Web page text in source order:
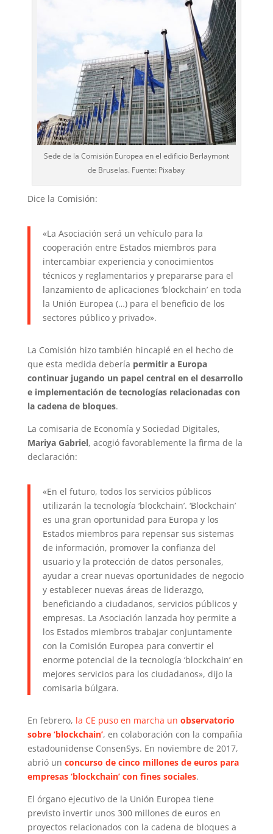
Sede de la Comisión Europea en el edificio Berlaymont
de Bruselas. Fuente: Pixabay
Dice la Comisión:
«La Asociación será un vehículo para la
cooperación entre Estados miembros para
intercambiar experiencia y conocimientos
técnicos y reglamentarios y prepararse para el
lanzamiento de aplicaciones ‘blockchain’ en toda
la Unión Europea (…) para el beneficio de los
sectores público y privado».
La Comisión hizo también hincapié en el hecho de
que esta medida debería permitir a Europa
continuar jugando un papel central en el desarrollo
e implementación de tecnologías relacionadas con
la cadena de bloques.
La comisaria de Economía y Sociedad Digitales,
Mariya Gabriel, acogió favorablemente la firma de la
declaración:
«En el futuro, todos los servicios públicos
utilizarán la tecnología ‘blockchain’. ‘Blockchain’
es una gran oportunidad para Europa y los
Estados miembros para repensar sus sistemas
de información, promover la confianza del
usuario y la protección de datos personales,
ayudar a crear nuevas oportunidades de negocio
y establecer nuevas áreas de liderazgo,
beneficiando a ciudadanos, servicios públicos y
empresas. La Asociación lanzada hoy permite a
los Estados miembros trabajar conjuntamente
con la Comisión Europea para convertir el
enorme potencial de la tecnología ‘blockchain’ en
mejores servicios para los ciudadanos», dijo la
comisaria búlgara.
En febrero, la CE puso en marcha un observatorio
sobre ‘blockchain’, en colaboración con la compañía
estadounidense ConsenSys. En noviembre de 2017,
abrió un concurso de cinco millones de euros para
empresas ‘blockchain’ con fines sociales.
El órgano ejecutivo de la Unión Europea tiene
previsto invertir unos 300 millones de euros en
proyectos relacionados con la cadena de bloques a